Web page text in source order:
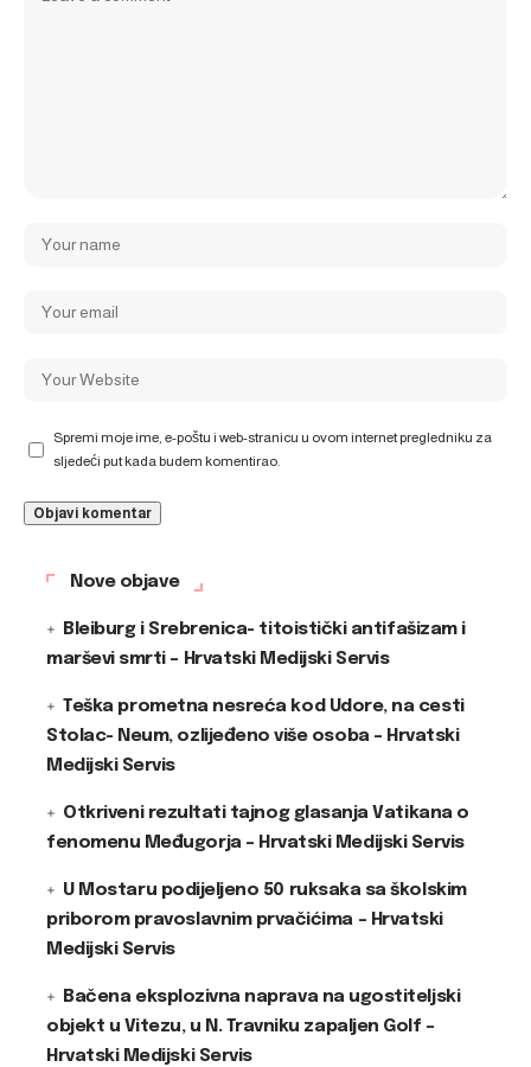
Spremi moje ime, e-poštu i web-stranicu u ovom internet pregledniku za
sljedeći put kada budem komentirao.
Nove objave
Bleiburg i Srebrenica- titoistički antifašizam i
marševi smrti – Hrvatski Medijski Servis
Teška prometna nesreća kod Udore, na cesti
Stolac- Neum, ozlijeđeno više osoba – Hrvatski
Medijski Servis
Otkriveni rezultati tajnog glasanja Vatikana o
fenomenu Međugorja – Hrvatski Medijski Servis
U Mostaru podijeljeno 50 ruksaka sa školskim
priborom pravoslavnim prvačićima – Hrvatski
Medijski Servis
Bačena eksplozivna naprava na ugostiteljski
objekt u Vitezu, u N. Travniku zapaljen Golf –
Hrvatski Medijski Servis